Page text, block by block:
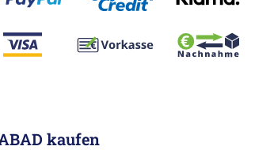
kaufen